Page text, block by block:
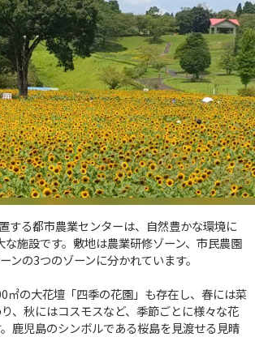
する都市農業センターは、自然豊かな環境に
施設です。敷地は農業研修ゾーン、市民農園
ンの3つのゾーンに分かれています。
㎡の大花壇「四季の花園」も存在し、春には菜
、秋にはコスモスなど、季節ごとに様々な花
鹿児島のシンボルである桜島を見渡せる見晴